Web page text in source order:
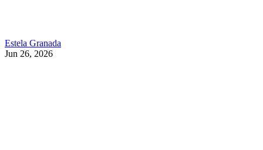
Estela Granada
Jun 26, 2026